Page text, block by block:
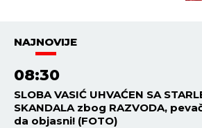
NAJNOVIJE
08:30
SLOBA VASIĆ UHVAĆEN SA
SKANDALA zbog RAZVODA,
da objasni! (FOTO)